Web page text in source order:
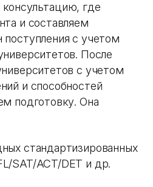
где
и составляем
поступления с учетом
После
с учетом
и способностей
подготовку. Она
стандартизированных
SAT/ACT/DET и др.